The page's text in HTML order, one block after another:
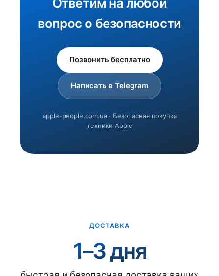
Ответим на любой
вопрос о безопасности
Позвонить бесплатно
Написать в Telegram
apple-people.com.ua · Безопасная покупка
техники Apple
ДОСТАВКА
1–3 дня